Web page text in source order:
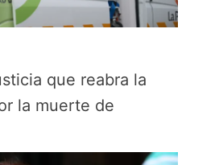
que reabra la
la muerte de